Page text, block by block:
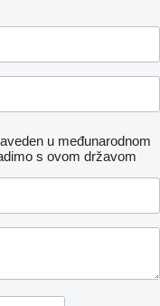
u međunarodnom
s ovom državom